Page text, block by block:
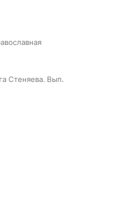
Стеняева. Вып.